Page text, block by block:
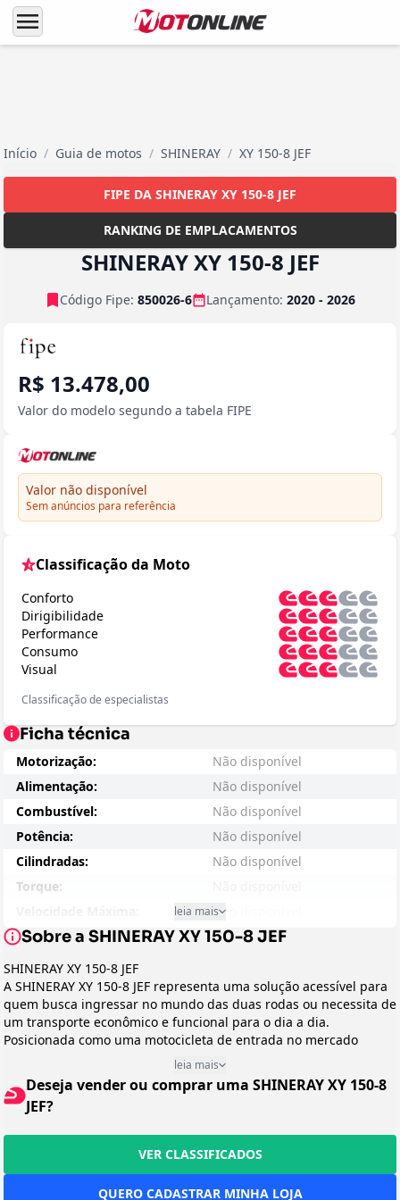
menu
Início / Guia de motos / SHINERAY / XY 150-8 JEF
FIPE DA SHINERAY XY 150-8 JEF
RANKING DE EMPLACAMENTOS
SHINERAY XY 150-8 JEF
Código Fipe: 850026-6 Lançamento: 2020 - 2026
R$ 13.478,00
Valor do modelo segundo a tabela FIPE
Valor não disponível
Sem anúncios para referência
Classificação da Moto
Conforto
Dirigibilidade
Performance
Consumo
Visual
Classificação de especialistas
Ficha técnica
Motorização:
Não disponível
Alimentação:
Não disponível
Combustível:
Não disponível
Potência:
Não disponível
Cilindradas:
Não disponível
Torque:
Não disponível
Consumo - Cidade:
Não disponível
Consumo - Estrada:
Entre-eixos:
Não disponível
Peso:
Não disponível
Suspensão Dianteira:
Não disponível
Não disponível
Freio:
Não disponível
Preço Sugerido:
Arrefecimento:
Não disponível
Peso em Movimento:
Não disponível
Não disponível
leia mais
Sobre a SHINERAY XY 150-8 JEF
SHINERAY XY 150-8 JEF
A SHINERAY XY 150-8 JEF representa uma solução acessível para
quem busca ingressar no mundo das duas rodas ou necessita de
um transporte econômico e funcional para o dia a dia.
Posicionada como uma motocicleta de entrada no mercado
brasileiro, ela atende principalmente trabalhadores, estudantes
e entregadores que precisam de mobilidade urbana com baixo
custo de aquisição e manutenção, sem abrir mão da robustez
necessária para enfrentar diferentes condições de uso.
Pertencente à categoria Street, a XY 150-8 JEF apresenta um
visual simples e funcional, com linhas clássicas que remetem às
tradicionais motocicletas urbanas japonesas dos anos 90.
leia mais
Deseja vender ou comprar uma SHINERAY XY 150-8
JEF?
VER CLASSIFICADOS
QUERO CADASTRAR MINHA LOJA